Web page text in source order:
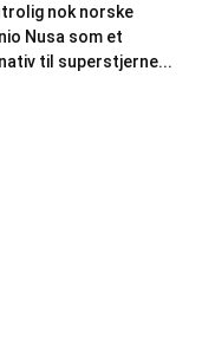
nok norske
Nusa som et
til superstjerne...